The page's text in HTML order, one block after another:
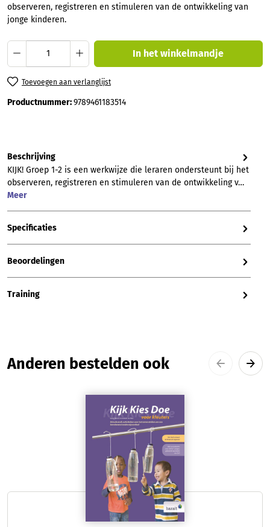
observeren, registreren en stimuleren van de ontwikkeling van
jonge kinderen.
Producthoeveelheid: Voer de gewenste
In het winkelmandje
Toevoegen aan verlanglijst
Productnummer:9789461183514
Beschrijving
KIJK! Groep 1-2 is een werkwijze die leraren ondersteunt bij het
observeren, registreren en stimuleren van de ontwikkeling v…
Meer
Specificaties
Beoordelingen
Training
Productgalerij overslaan
Anderen bestelden ook